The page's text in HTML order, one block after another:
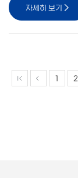
자세히 보기
1 2